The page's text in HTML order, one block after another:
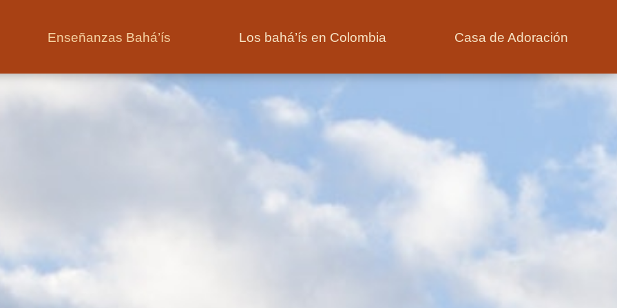
Enseñanzas Bahá’ís Los bahá’ís en Colombia Casa de Adoración